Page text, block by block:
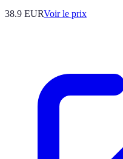
38.9 EURVoir le prix